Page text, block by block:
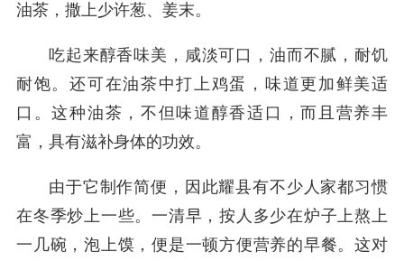
油茶，撒上少许葱、姜末。
吃起来醇香味美，咸淡可口，油而不腻，耐饥
耐饱。还可在油茶中打上鸡蛋，味道更加鲜美适
口。这种油茶，不但味道醇香适口，而且营养丰
富，具有滋补身体的功效。
由于它制作简便，因此耀县有不少人家都习惯
在冬季炒上一些。一清早，按人多少在炉子上熬上
一几碗，泡上馍，便是一顿方便营养的早餐。这对